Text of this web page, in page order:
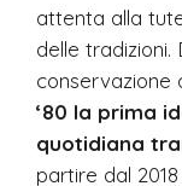
attenta alla
delle tradizioni.
conservazione
‘80 la prima
quotidiana
partire dal